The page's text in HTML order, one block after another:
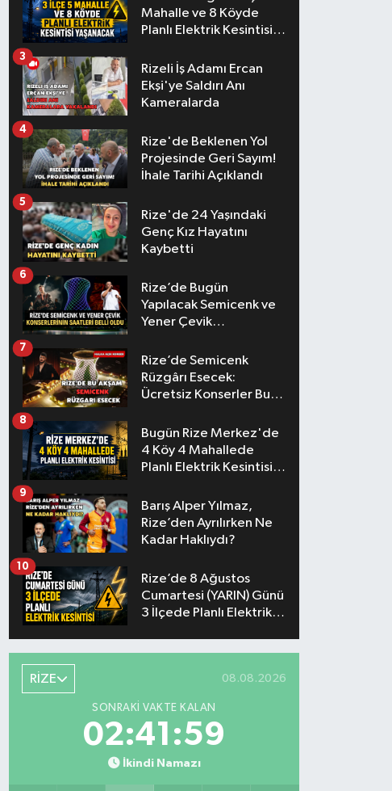
Mahalle ve 8 Köyde
Planlı Elektrik Kesintisi
Rizeli İş Adamı Ercan
Ekşi'ye Saldırı Anı
Kameralarda
3
Rize'de Beklenen Yol
Projesinde Geri Sayım!
İhale Tarihi Açıklandı
4
Rize'de 24 Yaşındaki
Genç Kız Hayatını
Kaybetti
5
Rize’de Bugün
Yapılacak Semicenk ve
Yener Çevik
Belli Oldu
6
Rize’de Semicenk
Rüzgârı Esecek:
Ücretsiz Konserler Bu
7
Bugün Rize Merkez'de
4 Köy 4 Mahallede
Planlı Elektrik Kesintisi
8
Barış Alper Yılmaz,
Rize’den Ayrılırken Ne
Kadar Haklıydı?
9
Rize’de 8 Ağustos
Cumartesi (YARIN) Günü
3 İlçede Planlı Elektrik
10
RİZE 08.08.2026
SONRAKI VAKTE KALAN
02:41:58
İkindi Namazı